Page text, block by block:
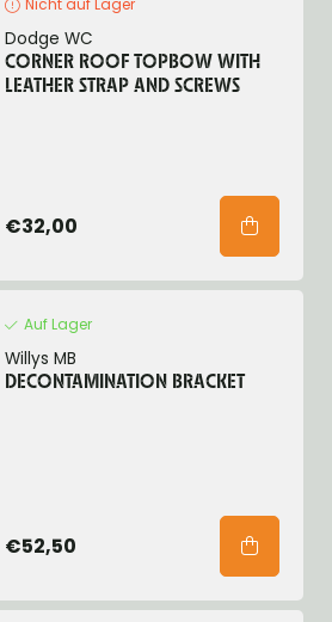
Nicht auf Lager
Dodge WC
CORNER ROOF TOPBOW WITH
LEATHER STRAP AND SCREWS
€32,00
Auf Lager
Willys MB
DECONTAMINATION BRACKET
€52,50